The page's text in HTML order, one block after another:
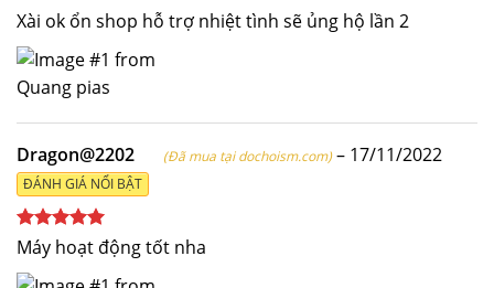
Được xếp
sao
Xài ok ổn shop hỗ trợ nhiệt tình sẽ ủng hộ lần 2
Dragon@2202 (Đã mua tại dochoism.com) – 17/11/2022
ĐÁNH GIÁ NỔI BẬT
Được xếp
hạng
5
sao
Máy hoạt động tốt nha